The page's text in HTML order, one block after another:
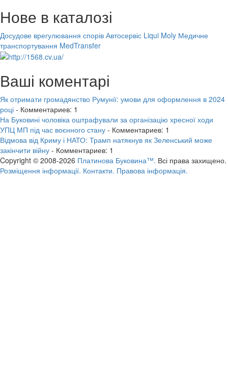
Нове в каталозі
Досудове врегулювання спорів Автосервіс Liqui Moly Медичне
транспортування MedTransfer
Ваші коментарі
Як отримати громадянство Румунії: умови для оформлення в 2024
році - Комментариев: 1
На Буковині чоловіка оштрафували за організацію хресної ходи
УПЦ МП під час воєнного стану - Комментариев: 1
Відмова від Криму і НАТО: Трамп натякнув як Зеленський може
закінчити війну - Комментариев: 1
Copyright © 2008-2026 Платинова Буковина™. Всі права захищено.
Розміщення інформації. Контакти. Правова інформація.